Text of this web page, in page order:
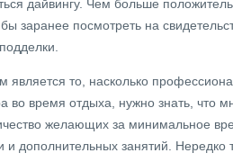
дайвингу. Чем больше
заранее посмотреть на
является то, насколько
во время отдыха, нужно знать, что
желающих за минимальное
и дополнительных занятий. Нередко